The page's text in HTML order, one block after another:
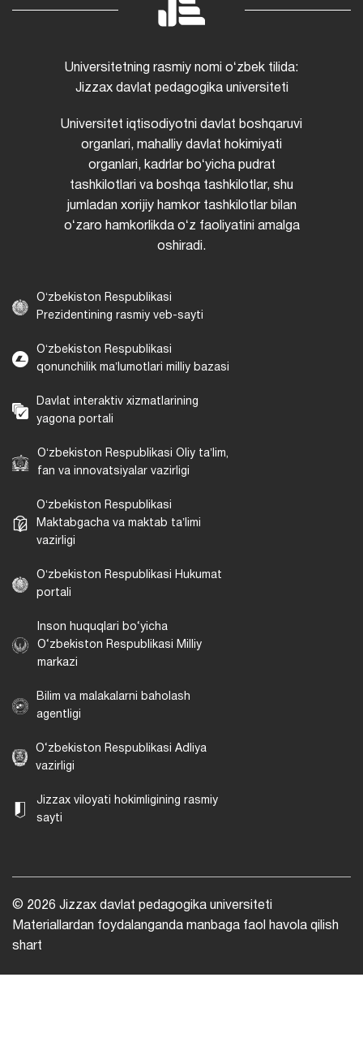
Universitetning rasmiy nomi oʻzbek tilida:
Jizzax davlat pedagogika universiteti
Universitet iqtisodiyotni davlat boshqaruvi
organlari, mahalliy davlat hokimiyati
organlari, kadrlar boʻyicha pudrat
tashkilotlari va boshqa tashkilotlar, shu
jumladan xorijiy hamkor tashkilotlar bilan
oʻzaro hamkorlikda oʻz faoliyatini amalga
oshiradi.
Oʻzbekiston Respublikasi
Prezidentining rasmiy veb-sayti
Oʻzbekiston Respublikasi
qonunchilik maʼlumotlari milliy bazasi
Davlat interaktiv xizmatlarining
yagona portali
Oʻzbekiston Respublikasi Oliy taʼlim,
fan va innovatsiyalar vazirligi
Oʻzbekiston Respublikasi
Maktabgacha va maktab taʼlimi
vazirligi
Oʻzbekiston Respublikasi Hukumat
portali
Inson huquqlari bo‘yicha
O‘zbekiston Respublikasi Milliy
markazi
Bilim va malakalarni baholash
agentligi
O‘zbekiston Respublikasi Adliya
vazirligi
Jizzax viloyati hokimligining rasmiy
sayti
© 2026 Jizzax davlat pedagogika universiteti
Materiallardan foydalanganda manbaga faol havola qilish
shart